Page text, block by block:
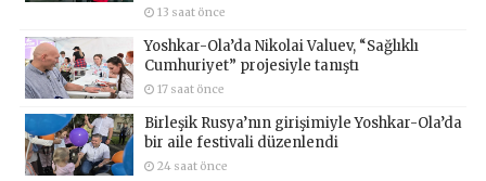
13 saat önce
Yoshkar-Ola’da Nikolai Valuev, “Sağlıklı
Cumhuriyet” projesiyle tanıştı
17 saat önce
Birleşik Rusya’nın girişimiyle Yoshkar-Ola’da
bir aile festivali düzenlendi
24 saat önce